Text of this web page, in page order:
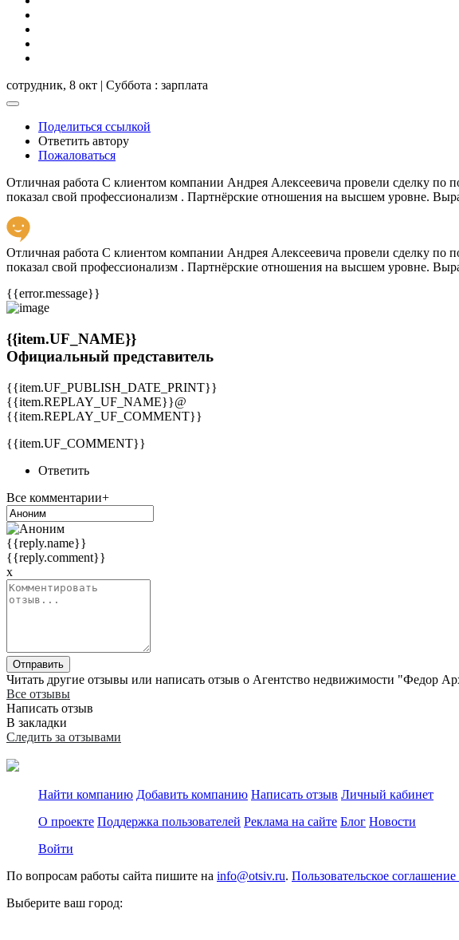
сотрудник, 8 окт | Суббота : зарплата
Поделиться ссылкой
Ответить автору
Пожаловаться
Отличная работа С клиентом компании Андрея Алексеевича провели сделку по
показал свой профессионализм . Партнёрские отношения на высшем уровне.
Отличная работа С клиентом компании Андрея Алексеевича провели сделку по
показал свой профессионализм . Партнёрские отношения на высшем уровне.
{{error.message}}
{{item.UF_NAME}}
Официальный представитель
{{item.UF_PUBLISH_DATE_PRINT}}
{{item.REPLAY_UF_NAME}}@
{{item.REPLAY_UF_COMMENT}}
{{item.UF_COMMENT}}
Ответить
Все комментарии+
{{reply.name}}
{{reply.comment}}
x
Отправить
Читать другие отзывы или написать отзыв о Агентство недвижимости "Федор
Все отзывы
Написать отзыв
В закладки
Следить за отзывами
Найти компанию Добавить компанию Написать отзыв Личный кабинет
О проекте Поддержка пользователей Реклама на сайте Блог Новости
Войти
По вопросам работы сайта пишите на info@otsiv.ru. Пользовательское
Выберите ваш город: